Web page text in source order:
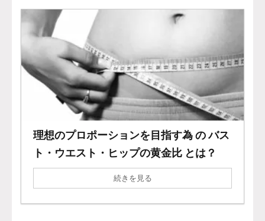
理想のプロポーションを目指す為 の バス
ト・ウエスト・ヒップの黄金比 とは？
続きを見る